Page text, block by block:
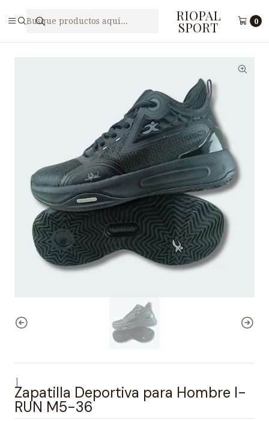
RIOPAL
SPORT 0
Zapatilla Deportiva para Hombre I-RUN M5-36
Zapatilla Deportiva para Hombre I-
RUN M5-36